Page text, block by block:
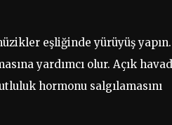
eşliğinde yürüyüş
yardımcı olur. Açık
hormonu salgılamasını